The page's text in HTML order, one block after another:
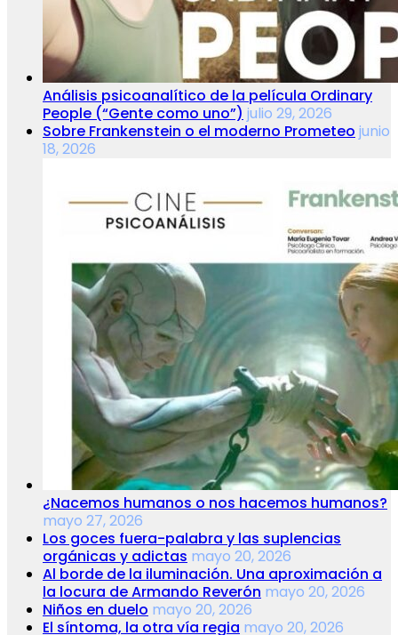
Análisis psicoanalítico de la película Ordinary
People (“Gente como uno”) julio 29, 2026
Sobre Frankenstein o el moderno Prometeo junio
18, 2026
¿Nacemos humanos o nos hacemos humanos?
mayo 27, 2026
Los goces fuera-palabra y las suplencias
orgánicas y adictas mayo 20, 2026
Al borde de la iluminación. Una aproximación a
la locura de Armando Reverón mayo 20, 2026
Niños en duelo mayo 20, 2026
El síntoma, la otra vía regia mayo 20, 2026